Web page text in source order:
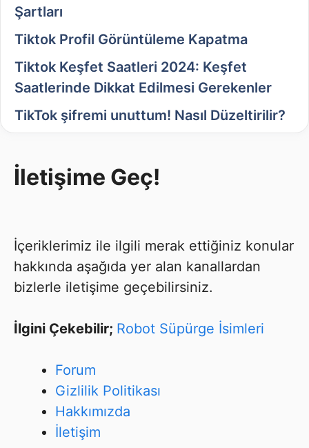
Şartları
Tiktok Profil Görüntüleme Kapatma
Tiktok Keşfet Saatleri 2024: Keşfet
Saatlerinde Dikkat Edilmesi Gerekenler
TikTok şifremi unuttum! Nasıl Düzeltirilir?
İletişime Geç!
İçeriklerimiz ile ilgili merak ettiğiniz konular
hakkında aşağıda yer alan kanallardan
bizlerle iletişime geçebilirsiniz.
İlgini Çekebilir; Robot Süpürge İsimleri
Forum
Gizlilik Politikası
Hakkımızda
İletişim